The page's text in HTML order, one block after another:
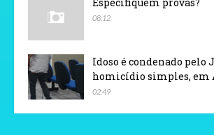
08:12
Idoso é condenado pelo
homicídio simples, em
02:49